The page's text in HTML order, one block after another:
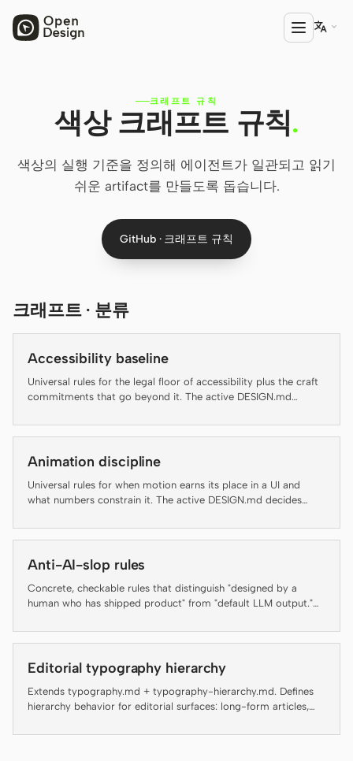
Open Design
HTML Anything
HTML Video
Codex Slides
Open Design Plugin
Codex
Cursor Agent
Claude Code
GitHub Copilot CLI
Kimi CLI
Trae CLI
Antigravity

크래프트 규칙
색상 크래프트 규칙.
색상의 실행 기준을 정의해 에이전트가 일관되고 읽기
쉬운 artifact를 만들도록 돕습니다.
GitHub · 크래프트 규칙
크래프트 · 분류
Accessibility baseline
Universal rules for the legal floor of accessibility plus the craft
commitments that go beyond it. The active DESIGN.md
artifact has to clear before it ships.
Animation discipline
Universal rules for when motion earns its place in a UI and
what numbers constrain it. The active DESIGN.md decides
motion should run at all and at what duration, easing, and
Anti-AI-slop rules
Concrete, checkable rules that distinguish "designed by a
human who has shipped product" from "default LLM output."
artifact linter — failing an enforced rule is not a style
and reviewers and are flagged inline as "(guidance, not auto-
checked)" so the contract with the linter stays honest.
Editorial typography hierarchy
Extends typography.md + typography-hierarchy.md. Defines
hierarchy behavior for editorial surfaces: long-form articles,
blog posts.